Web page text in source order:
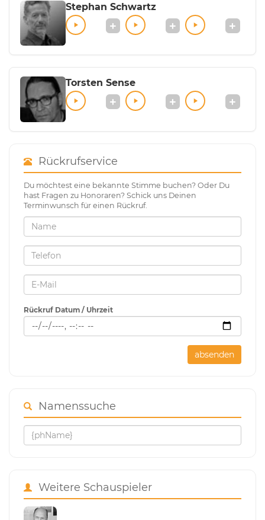
Stephan Schwartz
Torsten Sense
Rückrufservice
Du möchtest eine bekannte Stimme buchen? Oder Du
hast Fragen zu Honoraren? Schick uns Deinen
Terminwunsch für einen Rückruf.
Rückruf Datum / Uhrzeit
absenden
Namenssuche
Weitere Schauspieler